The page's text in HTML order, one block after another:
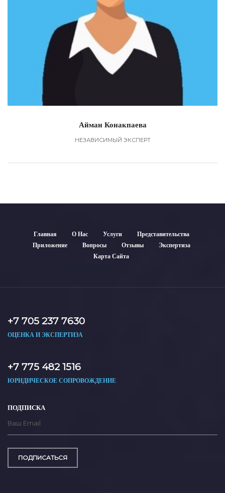
Айман Конакпаева
НЕЗАВИСИМЫЙ ЭКСПЕРТ
Главная О Нас Услуги
Представительства
Приложение
Вопросы Отзывы
Экспертиза
Карта Сайта
+7 705 237 7630
ОЦЕНКА И ЭКСПЕРТИЗА
+7 775 482 1516
ЮРИДИЧЕСКОЕ СОПРОВОЖДЕНИЕ
ПОДПИСКА
ПОДПИСАТЬСЯ